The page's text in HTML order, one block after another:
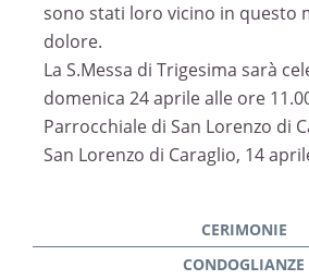
sono stati loro vicino in questo
dolore.
La S.Messa di Trigesima sarà
domenica 24 aprile alle ore
Parrocchiale di San Lorenzo di
San Lorenzo di Caraglio, 14